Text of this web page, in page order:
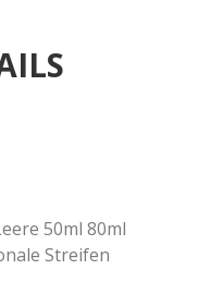
50ml 80ml
Streifen